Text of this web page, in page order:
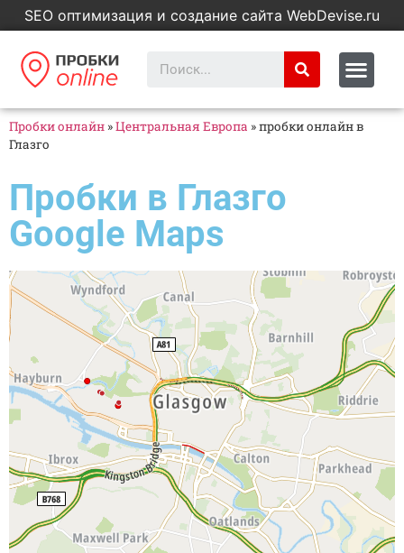
SEO оптимизация и создание сайта WebDevise.ru
Пробки онлайн »Центральная Европа »пробки онлайн в
Глазго
Пробки в Глазго
Google Maps